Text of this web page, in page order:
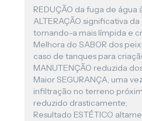
REDUÇÃO da fuga de água
ALTERAÇÃO significativa
tornando-a mais límpida e
Melhora do SABOR dos
caso de tanques para
MANUTENÇÃO reduzida
Maior SEGURANÇA, uma
infiltração no terreno
reduzido drasticamente;
Resultado ESTÉTICO